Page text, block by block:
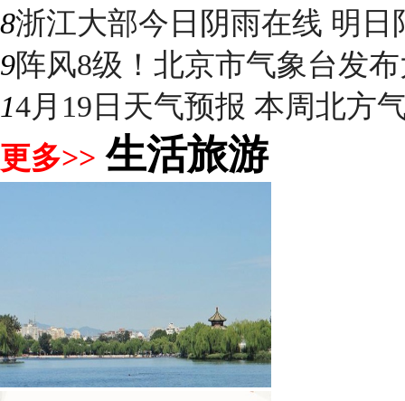
8浙江大部今日阴雨在线 明日
9阵风8级！北京市气象台发
14月19日天气预报 本周北方
更多>> 生活旅游